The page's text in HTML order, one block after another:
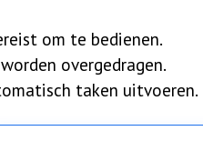
om te bedienen.
overgedragen.
taken uitvoeren.